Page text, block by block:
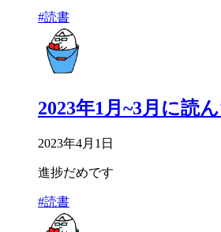
#読書
2023年1月~3月に読
2023年4月1日
進捗だめです
#読書